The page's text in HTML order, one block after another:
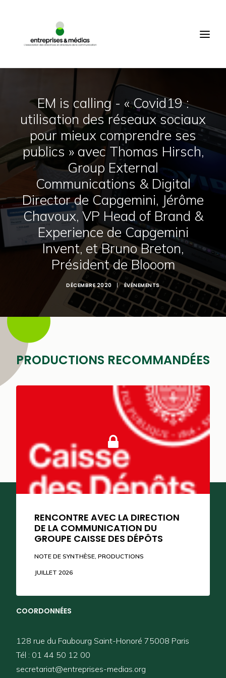
QUI SOMMES-NOUS ?
COMMUNAUTÉ
MEMBRES
CONNEXION
FR
RECHERCHE
EM is calling - « Covid19 :
utilisation des réseaux sociaux
pour mieux comprendre ses
publics » avec Thomas Hirsch,
Group External
Communications & Digital
Director de Capgemini, Jérôme
Chavoux, VP Head of Brand &
Experience de Capgemini
Invent, et Bruno Breton,
Président de Blooom
DÉCEMBRE 2020 | ÉVÉNEMENTS
PRODUCTIONS RECOMMANDÉES
RENCONTRE AVEC LA DIRECTION
DE LA COMMUNICATION DU
GROUPE CAISSE DES DÉPÔTS
NOTE DE SYNTHÈSE, PRODUCTIONS
JUILLET 2026
COORDONNÉES
128 rue du Faubourg Saint-Honoré 75008 Paris
Tél : 01 44 50 12 00
secretariat@entreprises-medias.org